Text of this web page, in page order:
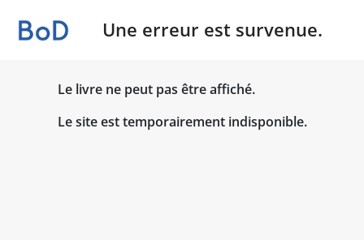
Une erreur est survenue.
Le livre ne peut pas être affiché.
Le site est temporairement indisponible.